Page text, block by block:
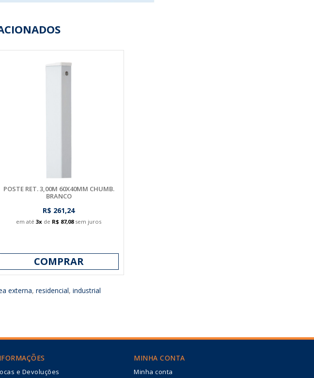
POSTE RET. 3,00M 60X40MM CHUMB.
BRANCO
R$ 261,24
em até 3x de R$ 87,08sem juros
COMPRAR
externa, residencial, industrial
e Devoluções
MINHA CONTA
Minha conta